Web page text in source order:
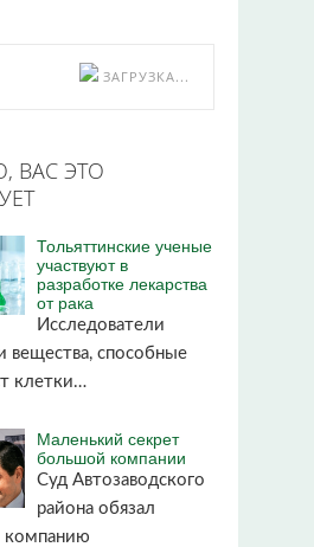
ЗАГРУЗКА...
ВАС ЭТО
Тольяттинские ученые
участвуют в
разработке лекарства
от рака
Исследователи
вещества, способные
клетки…
Маленький секрет
большой компании
Суд Автозаводского
района обязал